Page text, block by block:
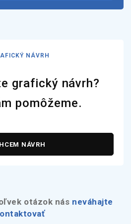
NÁVRH
grafický návrh?
pomôžeme.
NÁVRH
otázok nás neváhajte